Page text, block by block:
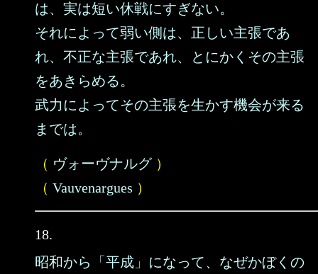
は、実は短い休戦にすぎない。
それによって弱い側は、正しい主張であ
れ、不正な主張であれ、とにかくその主張
をあきらめる。
武力によってその主張を生かす機会が来る
までは。
（ ヴォーヴナルグ）
（ Vauvenargues ）
18.
昭和から「平成」になって、なぜかぼくの